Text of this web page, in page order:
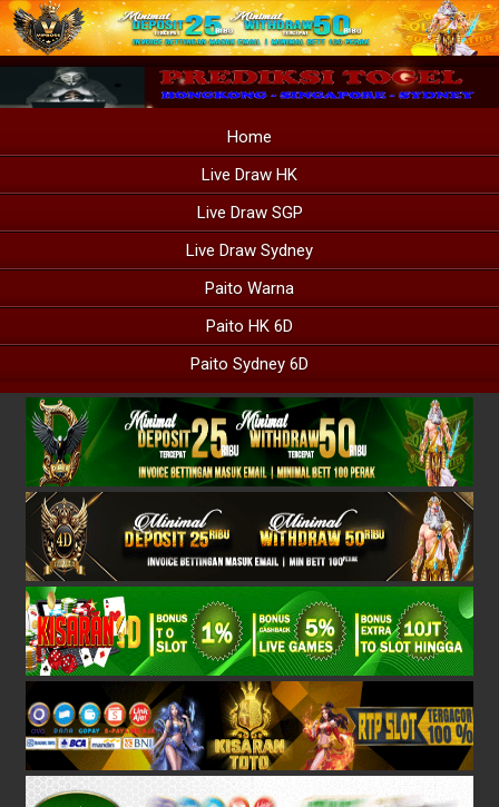
Home
Live Draw HK
Live Draw SGP
Live Draw Sydney
Paito Warna
Paito HK 6D
Paito Sydney 6D